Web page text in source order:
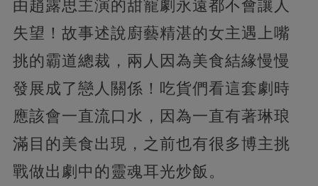
由趙露思主演的甜寵劇永遠都不會讓人
失望！故事述說廚藝精湛的女主遇上嘴
挑的霸道總裁，兩人因為美食結緣慢慢
發展成了戀人關係！吃貨們看這套劇時
應該會一直流口水，因為一直有著琳琅
滿目的美食出現，之前也有很多博主挑
戰做出劇中的靈魂耳光炒飯。